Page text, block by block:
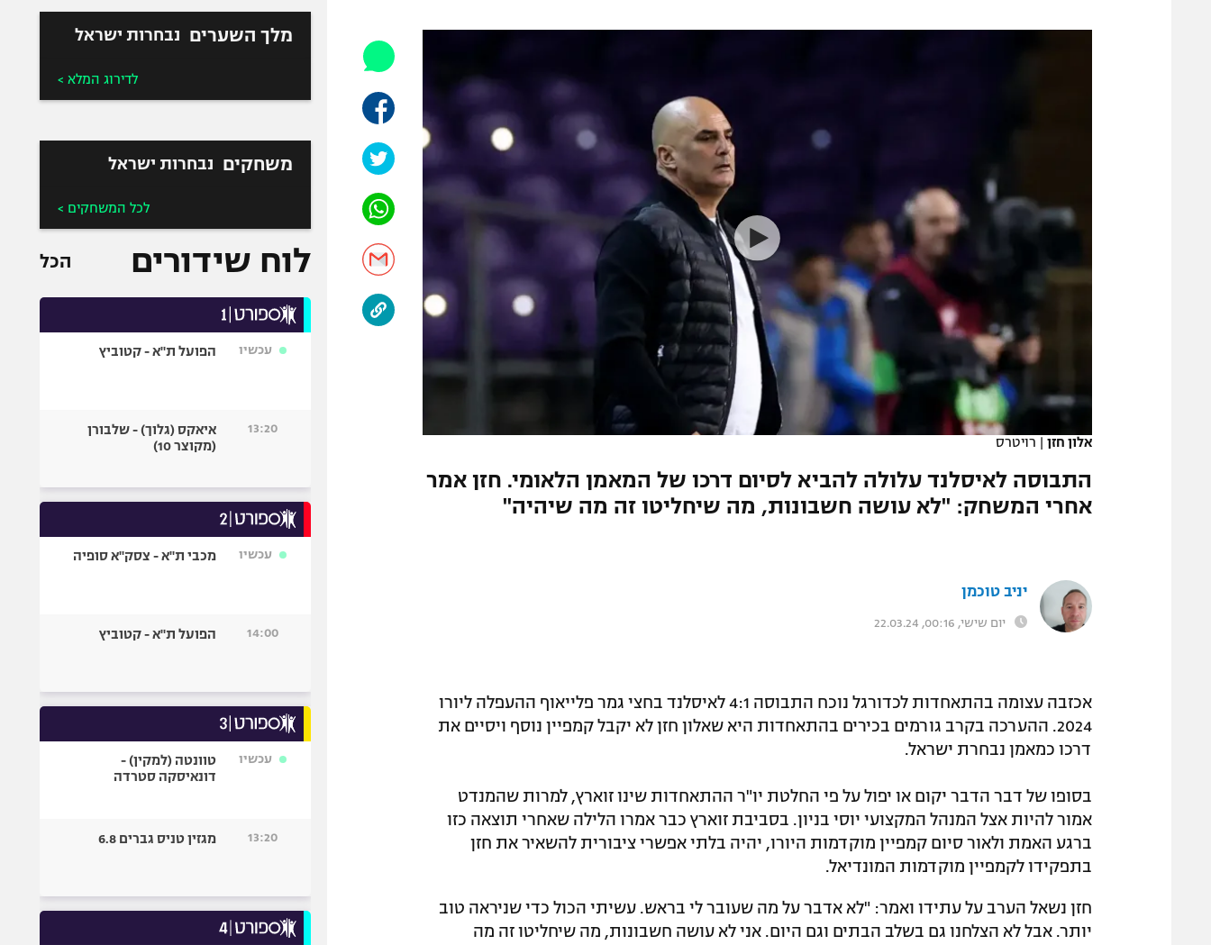
תנאי שימוש
רשיון להקרנה פומבית לבית עסק
הצטרפות לחבילת הערוצים
לוח דרושים – ג'ובנט
הפועל תל אביב
בני יהודה
ליגה סינית
אופניים
בייסבול MLB
ספורט אתגרי
אומנויות לחימה
אלון חזן | רויטרס
התבוסה לאיסלנד עלולה להביא לסיום דרכו של המאמן הלאומי. חזן אמר
אחרי המשחק: "לא עושה חשבונות, מה שיחליטו זה מה שיהיה"
יניב טוכמן
יום שישי, 00:16, 22.03.24
אכזבה עצומה בהתאחדות לכדורגל נוכח התבוסה 4:1 לאיסלנד בחצי גמר פלייאוף ההעפלה ליורו
2024. ההערכה בקרב גורמים בכירים בהתאחדות היא שאלון חזן לא יקבל קמפיין נוסף ויסיים את
דרכו כמאמן נבחרת ישראל.
בסופו של דבר הדבר יקום או יפול על פי החלטת יו"ר ההתאחדות שינו זוארץ, למרות שהמנדט
אמור להיות אצל המנהל המקצועי יוסי בניון. בסביבת זוארץ כבר אמרו הלילה שאחרי תוצאה כזו
ברגע האמת ולאור סיום קמפיין מוקדמות היורו, יהיה בלתי אפשרי ציבורית להשאיר את חזן
בתפקידו לקמפיין מוקדמות המונדיאל.
חזן נשאל הערב על עתידו ואמר: "לא אדבר על מה שעובר לי בראש. עשיתי הכול כדי שניראה טוב
יותר. אבל לא הצלחנו גם בשלב הבתים וגם היום. אני לא עושה חשבונות, מה שיחליטו זה מה
מלך השערים נבחרות ישראל
לדירוג המלא >
משחקים נבחרות ישראל
לכל המשחקים >
לוח שידורים הכל
עכשיו הפועל ת"א - קטוביץ
13:20
איאקס (גלוך) - שלבורן
(מקוצר 10)
עכשיו מכבי ת"א - צסק"א סופיה
14:00 הפועל ת"א - קטוביץ
עכשיו
טוונטה (למקין) -
דונאיסקה סטרדה
13:20 מגזין טניס גברים 6.8